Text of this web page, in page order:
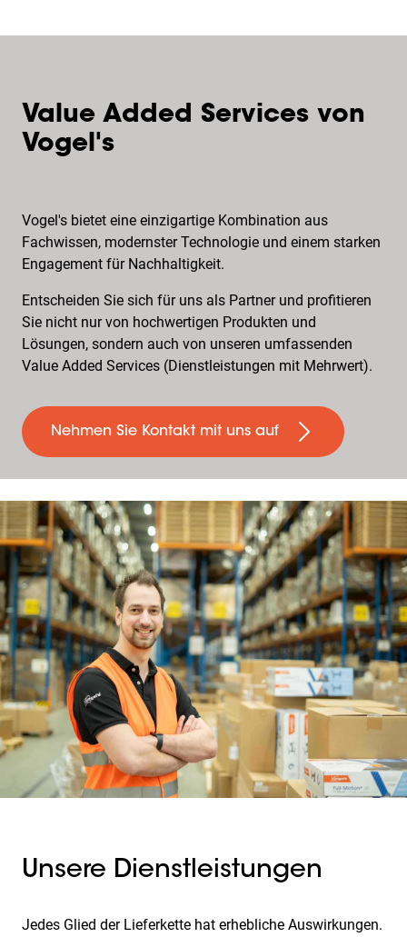
Value Added Services von
Vogel's
Vogel's bietet eine einzigartige Kombination aus
Fachwissen, modernster Technologie und einem starken
Engagement für Nachhaltigkeit.
Entscheiden Sie sich für uns als Partner und profitieren
Sie nicht nur von hochwertigen Produkten und
Lösungen, sondern auch von unseren umfassenden
Value Added Services (Dienstleistungen mit Mehrwert).
Nehmen Sie Kontakt mit uns auf
Unsere Dienstleistungen
Jedes Glied der Lieferkette hat erhebliche Auswirkungen.